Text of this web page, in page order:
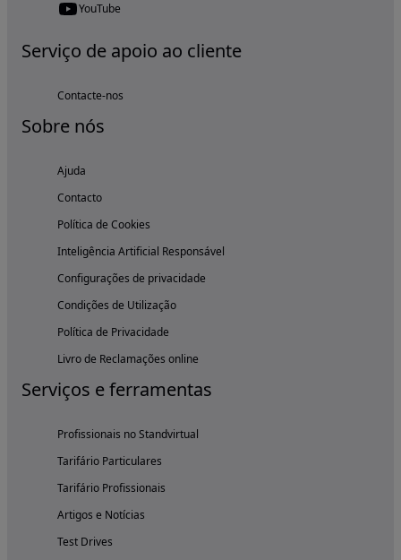
YouTube
Serviço de apoio ao cliente
Contacte-nos
Sobre nós
Ajuda
Contacto
Política de Cookies
Inteligência Artificial Responsável
Configurações de privacidade
Condições de Utilização
Política de Privacidade
Livro de Reclamações online
Serviços e ferramentas
Profissionais no Standvirtual
Tarifário Particulares
Tarifário Profissionais
Artigos e Notícias
Test Drives